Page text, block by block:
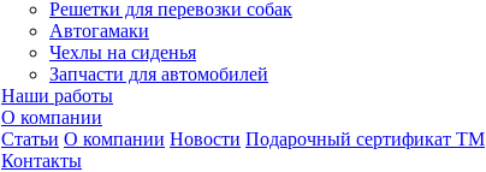
Решетки для перевозки собак
Автогамаки
Чехлы на сиденья
Запчасти для автомобилей
Наши работы
О компании
Статьи О компании Новости Подарочный сертификат ТМ
Контакты